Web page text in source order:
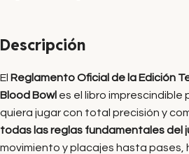
Descripción
El Reglamento Oficial de la Edición
Blood Bowl es el libro imprescindible
quiera jugar con total precisión y
todas las reglas fundamentales del
movimiento y placajes hasta pases,